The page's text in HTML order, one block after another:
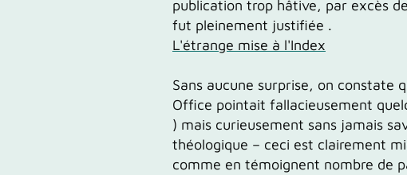
publication trop hâtive, par excès
fut pleinement justifiée .
L'étrange mise à l'Index
Sans aucune surprise, on constate
Office pointait fallacieusement
) mais curieusement sans jamais
théologique – ceci est clairement
comme en témoignent nombre de